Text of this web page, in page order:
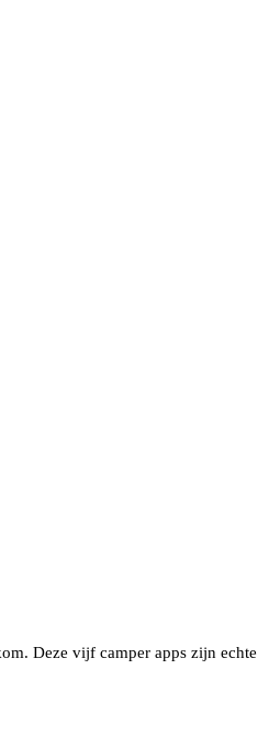
Deze vijf camper apps zijn echte